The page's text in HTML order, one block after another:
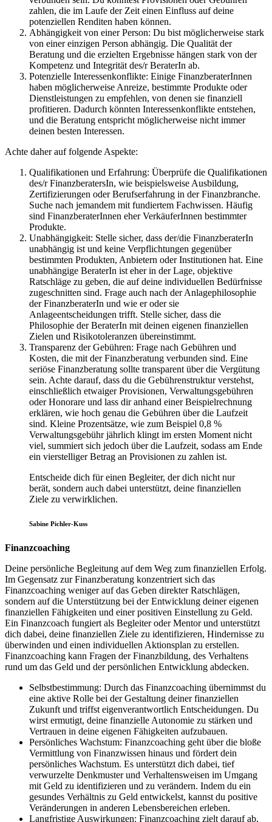
zahlen, die im Laufe der Zeit einen Einfluss auf deine
potenziellen Renditen haben können.
Abhängigkeit von einer Person: Du bist möglicherweise stark
von einer einzigen Person abhängig. Die Qualität der
Beratung und die erzielten Ergebnisse hängen stark von der
Kompetenz und Integrität des/r BeraterIn ab.
Potenzielle Interessenkonflikte: Einige FinanzberaterInnen
haben möglicherweise Anreize, bestimmte Produkte oder
Dienstleistungen zu empfehlen, von denen sie finanziell
profitieren. Dadurch könnten Interessenkonflikte entstehen,
und die Beratung entspricht möglicherweise nicht immer
deinen besten Interessen.
Achte daher auf folgende Aspekte:
Qualifikationen und Erfahrung: Überprüfe die Qualifikationen
des/r FinanzberatersIn, wie beispielsweise Ausbildung,
Zertifizierungen oder Berufserfahrung in der Finanzbranche.
Suche nach jemandem mit fundiertem Fachwissen. Häufig
sind FinanzberaterInnen eher VerkäuferInnen bestimmter
Produkte.
Unabhängigkeit: Stelle sicher, dass der/die FinanzberaterIn
unabhängig ist und keine Verpflichtungen gegenüber
bestimmten Produkten, Anbietern oder Institutionen hat. Eine
unabhängige BeraterIn ist eher in der Lage, objektive
Ratschläge zu geben, die auf deine individuellen Bedürfnisse
zugeschnitten sind. Frage auch nach der Anlagephilosophie
der FinanzberaterIn und wie er oder sie
Anlageentscheidungen trifft. Stelle sicher, dass die
Philosophie der BeraterIn mit deinen eigenen finanziellen
Zielen und Risikotoleranzen übereinstimmt.
Transparenz der Gebühren: Frage nach Gebühren und
Kosten, die mit der Finanzberatung verbunden sind. Eine
seriöse Finanzberatung sollte transparent über die Vergütung
sein. Achte darauf, dass du die Gebührenstruktur verstehst,
einschließlich etwaiger Provisionen, Verwaltungsgebühren
oder Honorare und lass dir anhand einer Beispielrechnung
erklären, wie hoch genau die Gebühren über die Laufzeit
sind. Kleine Prozentsätze, wie zum Beispiel 0,8 %
Verwaltungsgebühr jährlich klingt im ersten Moment nicht
viel, summiert sich jedoch über die Laufzeit, sodass am Ende
ein vierstelliger Betrag an Provisionen zu zahlen ist.
Entscheide dich für einen Begleiter, der dich nicht nur
berät, sondern auch dabei unterstützt, deine finanziellen
Ziele zu verwirklichen.
Sabine Pichler-Kuss
Finanzcoaching
Deine persönliche Begleitung auf dem Weg zum finanziellen Erfolg.
Im Gegensatz zur Finanzberatung konzentriert sich das
Finanzcoaching weniger auf das Geben direkter Ratschlägen,
sondern auf die Unterstützung bei der Entwicklung deiner eigenen
finanziellen Fähigkeiten und einer positiven Einstellung zu Geld.
Ein Finanzcoach fungiert als Begleiter oder Mentor und unterstützt
dich dabei, deine finanziellen Ziele zu identifizieren, Hindernisse zu
überwinden und einen individuellen Aktionsplan zu erstellen.
Finanzcoaching kann Fragen der Finanzbildung, des Verhaltens
rund um das Geld und der persönlichen Entwicklung abdecken.
Selbstbestimmung: Durch das Finanzcoaching übernimmst du
eine aktive Rolle bei der Gestaltung deiner finanziellen
Zukunft und triffst eigenverantwortlich Entscheidungen. Du
wirst ermutigt, deine finanzielle Autonomie zu stärken und
Vertrauen in deine eigenen Fähigkeiten aufzubauen.
Persönliches Wachstum: Finanzcoaching geht über die bloße
Vermittlung von Finanzwissen hinaus und fördert dein
persönliches Wachstum. Es unterstützt dich dabei, tief
verwurzelte Denkmuster und Verhaltensweisen im Umgang
mit Geld zu identifizieren und zu verändern. Indem du ein
gesundes Verhältnis zu Geld entwickelst, kannst du positive
Veränderungen in anderen Lebensbereichen erleben.
Langfristige Auswirkungen: Finanzcoaching zielt darauf ab,